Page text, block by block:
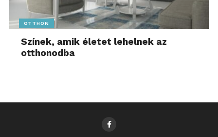
OTTHON
Színek, amik életet lehelnek az
otthonodba